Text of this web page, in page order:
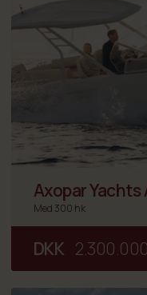
Axopar Yachts
Med 300 hk
DKK 2.300.000